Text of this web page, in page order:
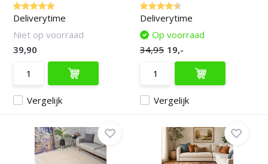
Deliverytime
Vergelijk
Niet op voorraad
39,90
Deliverytime
Vergelijk
Op voorraad
34,95 19,-